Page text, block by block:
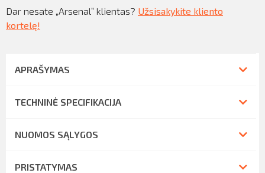
Dar nesate „Arsenal” klientas? Užsisakykite kliento
kortelę!
APRAŠYMAS
TECHNINĖ SPECIFIKACIJA
NUOMOS SĄLYGOS
PRISTATYMAS